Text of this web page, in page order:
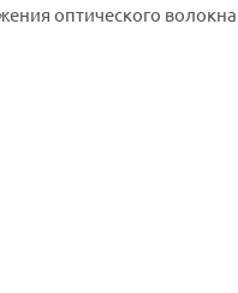
оптического